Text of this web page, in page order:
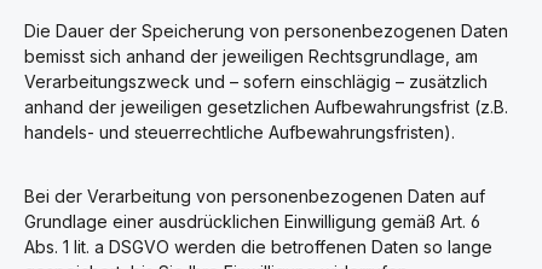
Die Dauer der Speicherung von personenbezogenen Daten
bemisst sich anhand der jeweiligen Rechtsgrundlage, am
Verarbeitungszweck und – sofern einschlägig – zusätzlich
anhand der jeweiligen gesetzlichen Aufbewahrungsfrist (z.B.
handels- und steuerrechtliche Aufbewahrungsfristen).
Bei der Verarbeitung von personenbezogenen Daten auf
Grundlage einer ausdrücklichen Einwilligung gemäß Art. 6
Abs. 1 lit. a DSGVO werden die betroffenen Daten so lange